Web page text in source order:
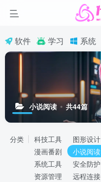
软件 学习 系统
小说阅读 共44篇
分类 科技工具 图形设计
漫画番剧
小说阅读
系统工具
安全防护
资源管理
远程连接